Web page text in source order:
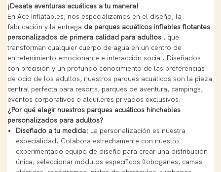
¡Desata aventuras acuáticas a tu manera!
En Ace Inflatables, nos especializamos en el diseño, la
fabricación y la entrega de parques acuáticos inflables flotantes
personalizados de primera calidad para adultos , que
transforman cualquier cuerpo de agua en un centro de
entretenimiento emocionante e interacción social. Diseñados
con precisión y un profundo conocimiento de las preferencias
de ocio de los adultos, nuestros parques acuáticos son la pieza
central perfecta para resorts, parques de aventura, campings,
eventos corporativos o alquileres privados exclusivos.
¿Por qué elegir nuestros parques acuáticos hinchables
personalizados para adultos?
Diseñado a tu medida: La personalización es nuestra
especialidad. Colabora estrechamente con nuestro
experimentado equipo de diseño para crear una distribución
única, seleccionar módulos específicos (toboganes, camas